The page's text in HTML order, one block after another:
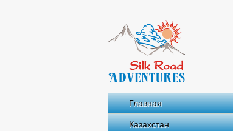
Главная
Казахстан